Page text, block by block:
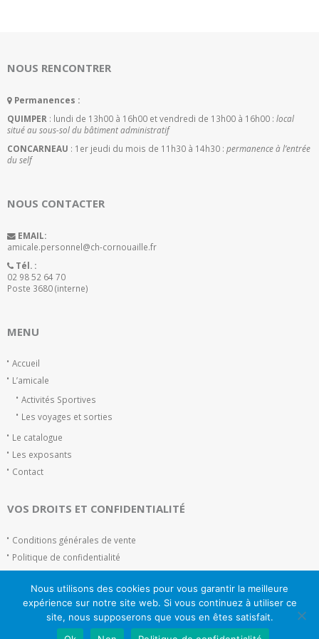
NOUS RENCONTRER
Permanences :
QUIMPER : lundi de 13h00 à 16h00 et vendredi de 13h00 à 16h00 : local
situé au sous-sol du bâtiment administratif
CONCARNEAU : 1er jeudi du mois de 11h30 à 14h30 : permanence à l’entrée
du self
NOUS CONTACTER
EMAIL:
amicale.personnel@ch-cornouaille.fr
Tél. :
02 98 52 64 70
Poste 3680 (interne)
MENU
Accueil
L’amicale
Activités Sportives
Les voyages et sorties
Le catalogue
Les exposants
Contact
VOS DROITS ET CONFIDENTIALITÉ
Conditions générales de vente
Politique de confidentialité
Plan du site
Mentions Légales
Nous utilisons des cookies pour vous garantir la meilleure
expérience sur notre site web. Si vous continuez à utiliser ce
site, nous supposerons que vous en êtes satisfait.